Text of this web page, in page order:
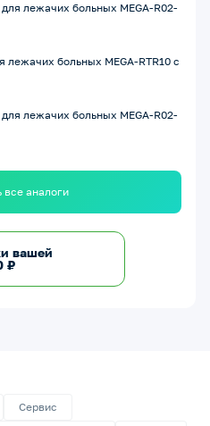
лежачих больных MEGA-R02-
больных MEGA-RTR10 с
лежачих больных MEGA-R02-
все аналоги
вашей
₽
Сервис